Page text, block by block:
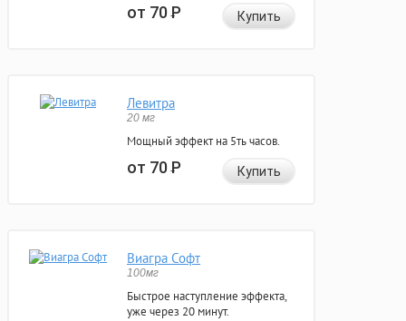
от 70Р Купить
Левитра
20 мг
Мощный эффект на 5ть часов.
от 70Р Купить
Виагра Софт
100мг
Быстрое наступление эффекта,
уже через 20 минут.